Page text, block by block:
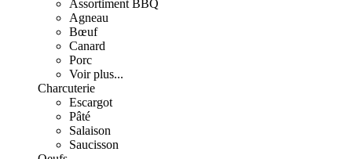
Assortiment BBQ
Agneau
Bœuf
Canard
Porc
Voir plus...
Charcuterie
Escargot
Pâté
Salaison
Saucisson